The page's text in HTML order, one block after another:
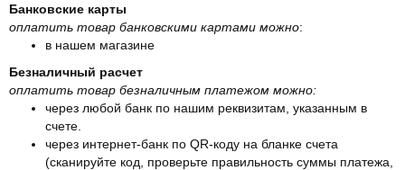
Банковские карты
оплатить товар банковскими картами можно:
в нашем магазине
Безналичный расчет
оплатить товар безналичным платежом можно:
через любой банк по нашим реквизитам, указанным в
счете.
через интернет-банк по QR-коду на бланке счета
(сканируйте код, проверьте правильность суммы платежа,